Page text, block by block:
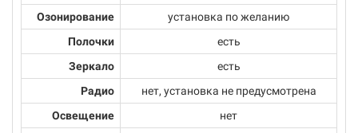
Озонирование
установка по желанию
Полочки
есть
Зеркало
есть
Радио
нет, установка не предусмотрена
Освещение
нет